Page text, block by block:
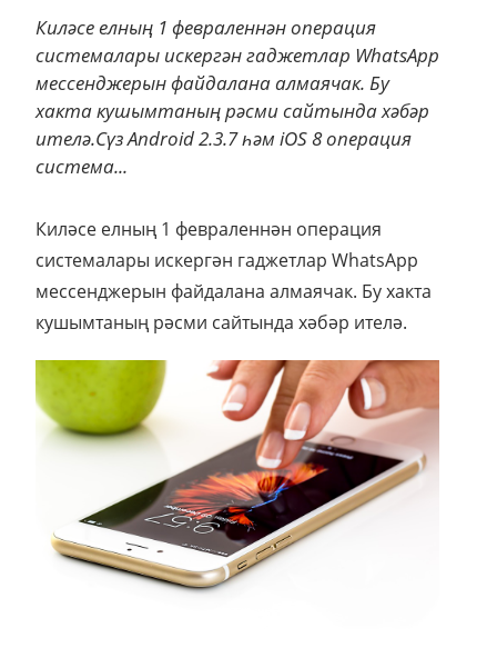
Киләсе елның 1 февраленнән операция
системалары искергән гаджетлар WhatsApp
мессенджерын файдалана алмаячак. Бу
хакта кушымтаның рәсми сайтында хәбәр
ителә.Сүз Android 2.3.7 һәм iOS 8 операция
система...
Киләсе елның 1 февраленнән операция
системалары искергән гаджетлар WhatsApp
мессенджерын файдалана алмаячак. Бу хакта
кушымтаның рәсми сайтында хәбәр ителә.